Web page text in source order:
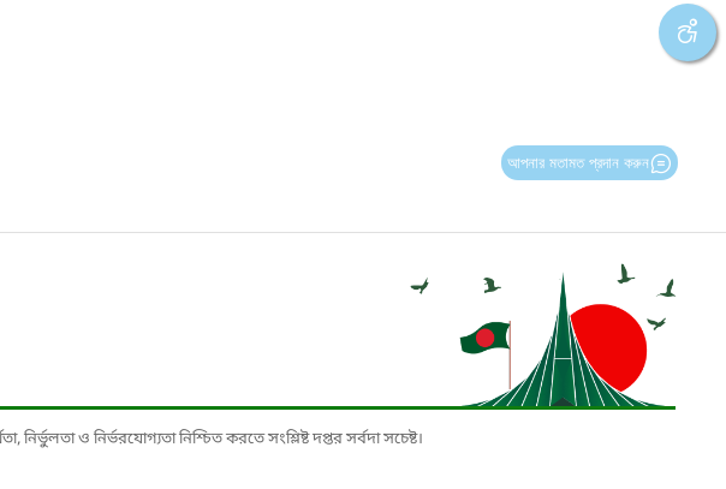
আপনার মতামত প্রদান করুন
ও নির্ভরযোগ্যতা নিশ্চিত করতে সংশ্লিষ্ট দপ্তর সর্বদা সচেষ্ট।